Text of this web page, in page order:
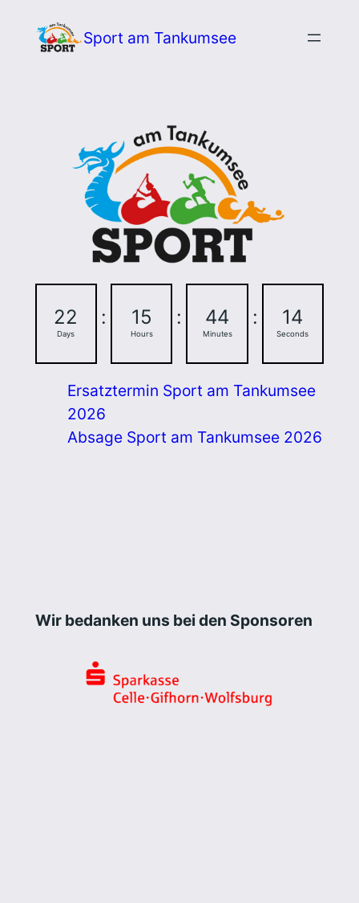
Inhalt
Sport am Tankumsee
22
Days
: 15
Hours
: 44
Minutes
: 13
Seconds
Ersatztermin Sport am Tankumsee
2026
Absage Sport am Tankumsee 2026
Wir bedanken uns bei den Sponsoren